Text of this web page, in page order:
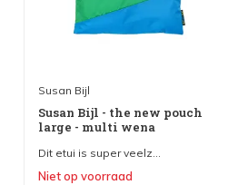
Susan Bijl
Susan Bijl - the new pouch
large - multi wena
Dit etui is super veelz...
Niet op voorraad